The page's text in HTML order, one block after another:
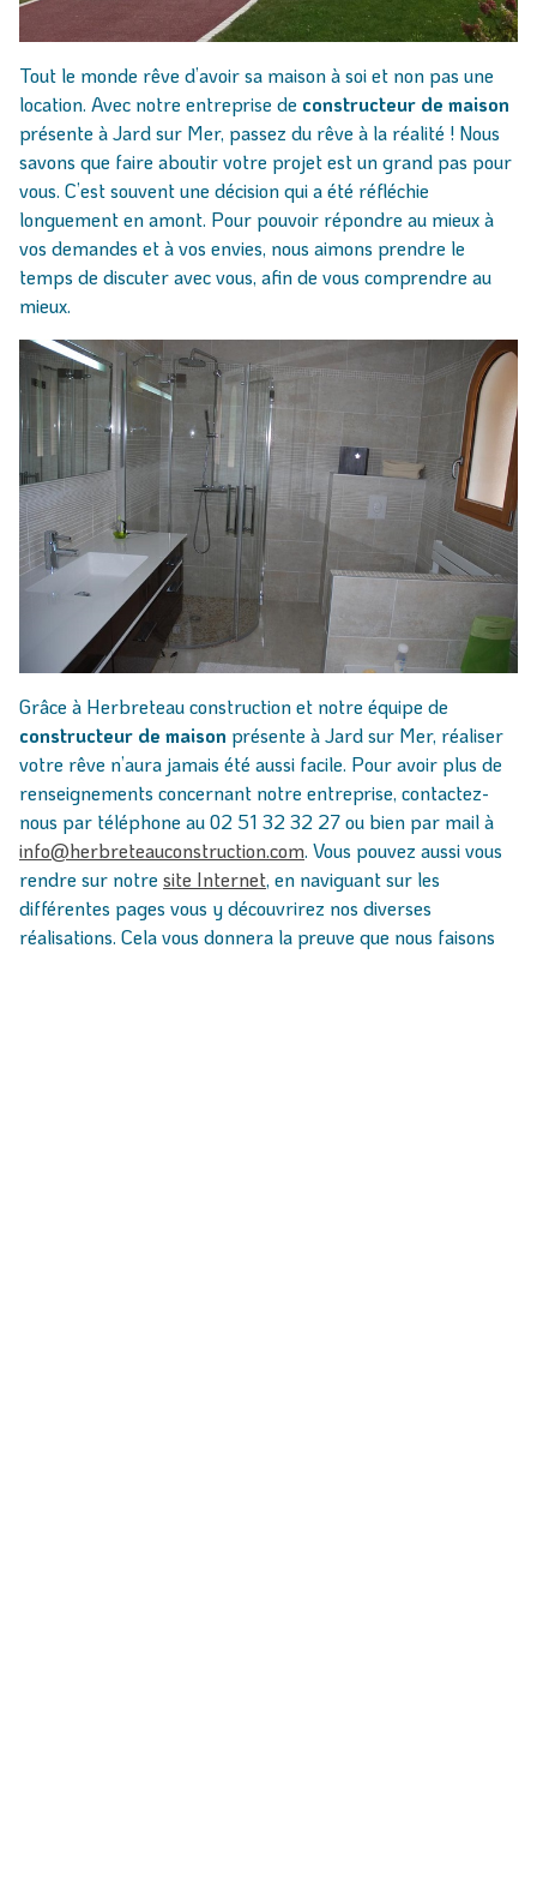
Tout le monde rêve d’avoir sa maison à soi et non pas une
location. Avec notre entreprise de constructeur de maison
présente à Jard sur Mer, passez du rêve à la réalité ! Nous
savons que faire aboutir votre projet est un grand pas pour
vous. C’est souvent une décision qui a été réfléchie
longuement en amont. Pour pouvoir répondre au mieux à
vos demandes et à vos envies, nous aimons prendre le
temps de discuter avec vous, afin de vous comprendre au
mieux.
Grâce à Herbreteau construction et notre équipe de
constructeur de maison présente à Jard sur Mer, réaliser
votre rêve n’aura jamais été aussi facile. Pour avoir plus de
renseignements concernant notre entreprise, contactez-
nous par téléphone au 02 51 32 32 27 ou bien par mail à
info@herbreteauconstruction.com. Vous pouvez aussi vous
rendre sur notre site Internet, en naviguant sur les
différentes pages vous y découvrirez nos diverses
réalisations. Cela vous donnera la preuve que nous faisons